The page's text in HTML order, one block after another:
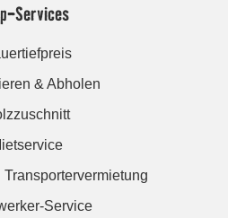
Services
& Abholen
Service